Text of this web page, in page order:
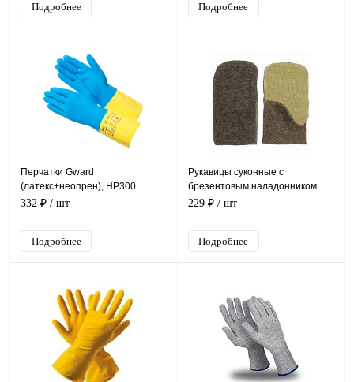
Подробнее Подробнее
Перчатки Gward
(латекс+неопрен), HP300
332 ₽ / шт
Подробнее
Рукавицы суконные с
брезентовым наладонником
229 ₽ / шт
Подробнее